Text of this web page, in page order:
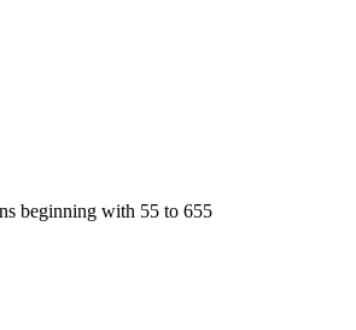
beginning with 55 to 655